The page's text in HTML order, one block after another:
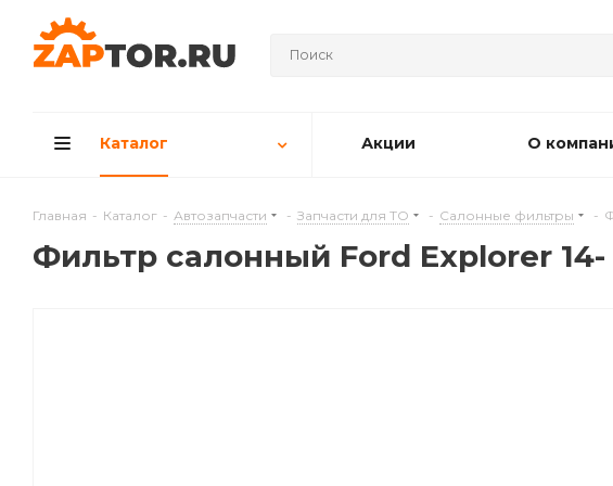
Каталог Акции О
Главная - Каталог - Автозапчасти - Запчасти для ТО - Салонные фильтры -
Фильтр салонный Ford Explorer 14-